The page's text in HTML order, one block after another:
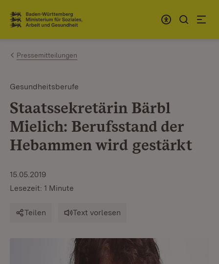
Zum Inhalt springen
Link zur Startseite
Pressemitteilungen
Gesundheitsberufe
Staatssekretärin Bärbl
Mielich: Berufsstand der
Hebammen wird gestärkt
15.05.2019
Lesezeit: 1 Minute
Teilen Text vorlesen